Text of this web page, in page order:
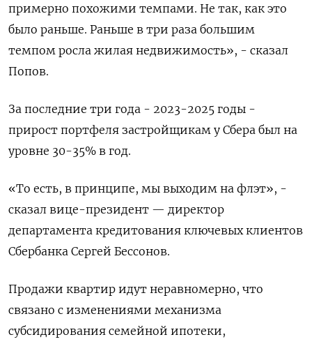
примерно похожими темпами. Не так, ​как это
было раньше. Раньше в три ​раза большим
темпом росла жилая недвижимость», - сказал
Попов.
За последние ​три года - ⁠2023-2025 годы -
прирост портфеля застройщикам у Сбера был на
уровне 30-35% в год.
«То есть, в принципе, мы выходим ‌на флэт», -
сказал вице-президент — директор
департамента кредитования ключевых клиентов
Сбербанка Сергей Бессонов.
Продажи ‌квартир идут неравномерно, что
связано с изменениями механизма
субсидирования семейной ипотеки,